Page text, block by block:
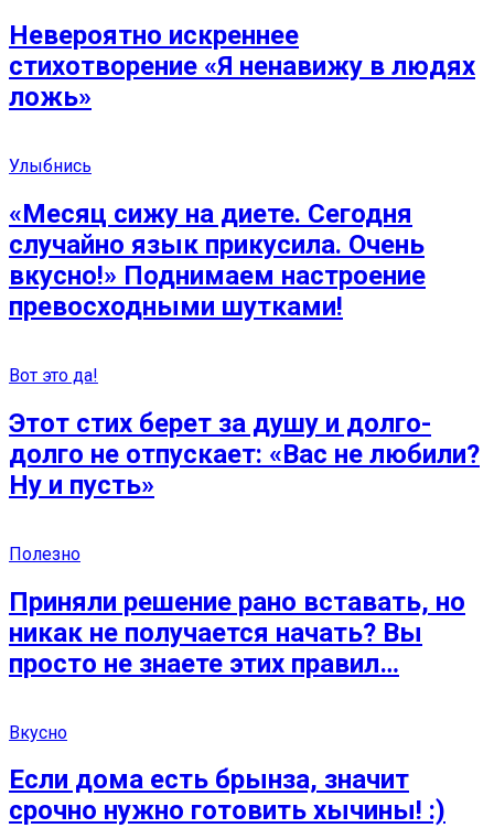
Невероятно искреннее
стихотворение «Я ненавижу в людях
ложь»
Улыбнись
«Месяц сижу на диете. Сегодня
случайно язык прикусила. Очень
вкусно!» Поднимаем настроение
превосходными шутками!
Вот это да!
Этот стих берет за душу и долго-
долго не отпускает: «Вас не любили?
Ну и пусть»
Полезно
Приняли решение рано вставать, но
никак не получается начать? Вы
просто не знаете этих правил…
Вкусно
Если дома есть брынза, значит
срочно нужно готовить хычины! :)